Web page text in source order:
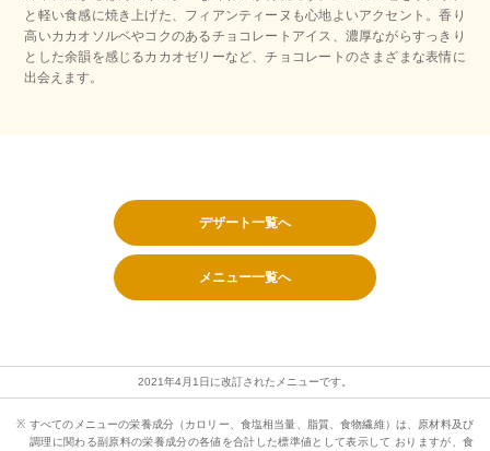
と軽い食感に焼き上げた、フィアンティーヌも心地よいアクセント。香り
高いカカオソルベやコクのあるチョコレートアイス、濃厚ながらすっきり
とした余韻を感じるカカオゼリーなど、チョコレートのさまざまな表情に
出会えます。
デザート一覧へ
メニュー一覧へ
2021年4月1日に改訂されたメニューです。
すべてのメニューの栄養成分（カロリー、食塩相当量、脂質、食物繊維）は、原材料及び
調理に関わる副原料の栄養成分の各値を合計した標準値として表示して おりますが、食